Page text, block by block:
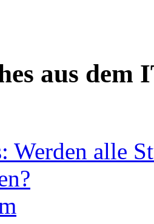
aus dem
Werden alle